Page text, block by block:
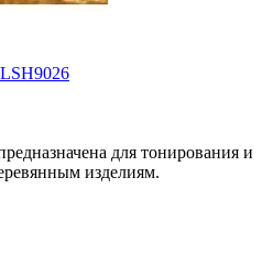
для тонирования и
изделиям.